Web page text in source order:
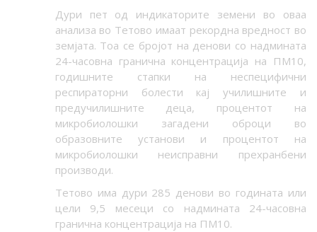
Дури пет од индикаторите земени во оваа
анализа во Тетово имаат рекордна вредност во
земјата. Тоа се бројот на денови со надмината
24-часовна гранична концентрација на ПМ10,
годишните стапки на неспецифични
респираторни болести кај училишните и
предучилишните деца, процентот на
микробиолошки загадени оброци во
образовните установи и процентот на
микробиолошки неисправни прехранбени
производи.
Тетово има дури 285 денови во годината или
цели 9,5 месеци со надмината 24-часовна
гранична концентрација на ПМ10.